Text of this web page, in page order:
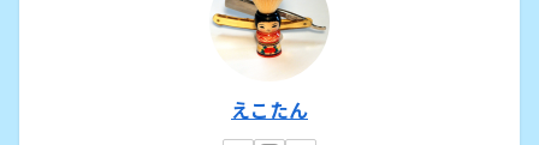
えこたん